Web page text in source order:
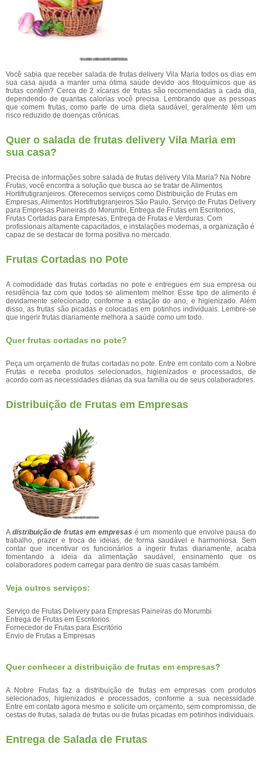
Você sabia que receber salada de frutas delivery Vila Maria todos os dias em
sua casa ajuda a manter uma ótima saúde devido aos fitoquímicos que as
frutas contêm? Cerca de 2 xícaras de frutas são recomendadas a cada dia,
dependendo de quantas calorias você precisa. Lembrando que as pessoas
que comem frutas, como parte de uma dieta saudável, geralmente têm um
risco reduzido de doenças crônicas.
Quer o salada de frutas delivery Vila Maria em
sua casa?
Precisa de informações sobre salada de frutas delivery Vila Maria? Na Nobre
Frutas, você encontra a solução que busca ao se tratar de Alimentos
Hortifrutigranjeiros. Oferecemos serviços como Distribuição de Frutas em
Empresas, Alimentos Hortifrutigranjeiros São Paulo, Serviço de Frutas Delivery
para Empresas Paineiras do Morumbi, Entrega de Frutas em Escritorios,
Frutas Cortadas para Empresas, Entrega de Frutas e Verduras. Com
profissionais altamente capacitados, e instalações modernas, a organização é
capaz de se destacar de forma positiva no mercado.
Frutas Cortadas no Pote
A comodidade das frutas cortadas no pote e entregues em sua empresa ou
residência faz com que todos se alimentem melhor. Esse tipo de alimento é
devidamente selecionado, conforme a estação do ano, e higienizado. Além
disso, as frutas são picadas e colocadas em potinhos individuais. Lembre-se
que ingerir frutas diariamente melhora a saúde como um todo.
Quer frutas cortadas no pote?
Peça um orçamento de frutas cortadas no pote. Entre em contato com a Nobre
Frutas e receba produtos selecionados, higienizados e processados, de
acordo com as necessidades diárias da sua família ou de seus colaboradores.
Distribuição de Frutas em Empresas
A distribuição de frutas em empresas é um momento que envolve pausa do
trabalho, prazer e troca de ideias, de forma saudável e harmoniosa. Sem
contar que incentivar os funcionários a ingerir frutas diariamente, acaba
fomentando a ideia da alimentação saudável, ensinamento que os
colaboradores podem carregar para dentro de suas casas também.
Veja outros serviços:
Serviço de Frutas Delivery para Empresas Paineiras do Morumbi
Entrega de Frutas em Escritorios
Fornecedor de Frutas para Escritório
Envio de Frutas a Empresas
Quer conhecer a distribuição de frutas em empresas?
A Nobre Frutas faz a distribuição de frutas em empresas com produtos
selecionados, higienizados e processados, conforme a sua necessidade.
Entre em contato agora mesmo e solicite um orçamento, sem compromisso, de
cestas de frutas, salada de frutas ou de frutas picadas em potinhos individuais.
Entrega de Salada de Frutas